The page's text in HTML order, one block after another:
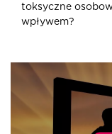
toksyczne
wpływem?